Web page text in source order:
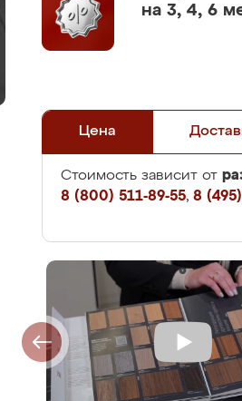
на 3, 4, 6
Цена
Стоимость зависит от
8 (800) 511-89-55, 8